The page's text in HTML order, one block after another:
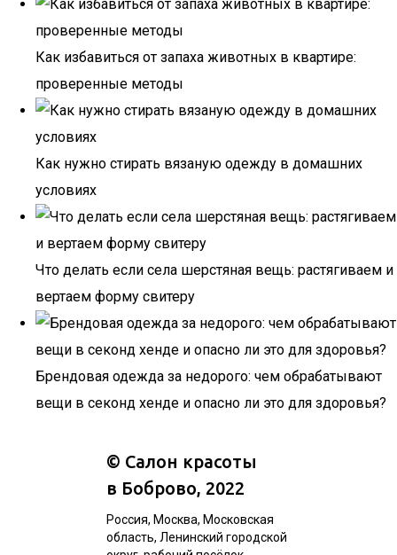
Как избавиться от запаха животных в квартире:
проверенные методы
Как нужно стирать вязаную одежду в домашних
условиях
Что делать если села шерстяная вещь: растягиваем и
вертаем форму свитеру
Брендовая одежда за недорого: чем обрабатывают
вещи в секонд хенде и опасно ли это для здоровья?
© Салон красоты
в Боброво, 2022
Россия, Москва, Московская
область, Ленинский городской